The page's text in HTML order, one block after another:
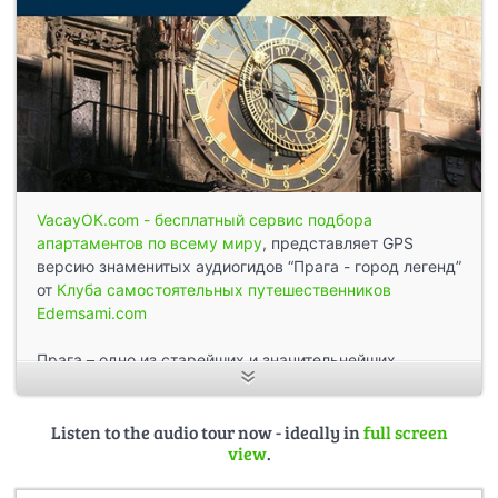
VacayOK.com - бесплатный сервис подбора
апартаментов по всему миру, представляет GPS
версию знаменитых аудиогидов “Прага - город легенд”
от Клуба самостоятельных путешественников
Edemsami.com
Прага – одно из старейших и значительнейших
еврейских средоточий в Европе. Еврейский музей,
большой музей Европы. Прогуляйтесь по старому
кварталу Йозефов, где когда-то таинственный Голем
Listen to the audio tour now - ideally infull screen
view.